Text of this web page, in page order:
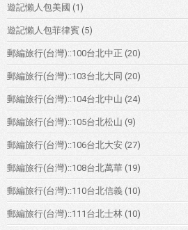
遊記懶人包美國 (1)
遊記懶人包菲律賓 (5)
郵編旅行(台灣)::100台北中正 (20)
郵編旅行(台灣)::103台北大同 (20)
郵編旅行(台灣)::104台北中山 (24)
郵編旅行(台灣)::105台北松山 (9)
郵編旅行(台灣)::106台北大安 (27)
郵編旅行(台灣)::108台北萬華 (19)
郵編旅行(台灣)::110台北信義 (10)
郵編旅行(台灣)::111台北士林 (10)